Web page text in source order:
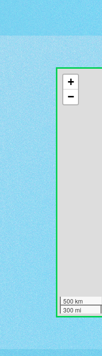
+
−
500 km
300 mi